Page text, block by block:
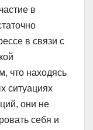
в
в связи с
что находясь
ситуациях
они не
себя и